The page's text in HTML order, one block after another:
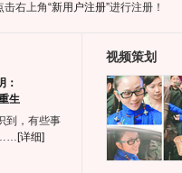
击右上角“新用户注册”进行注册！
：
生
到，有些事
…… [详细]
视频策划